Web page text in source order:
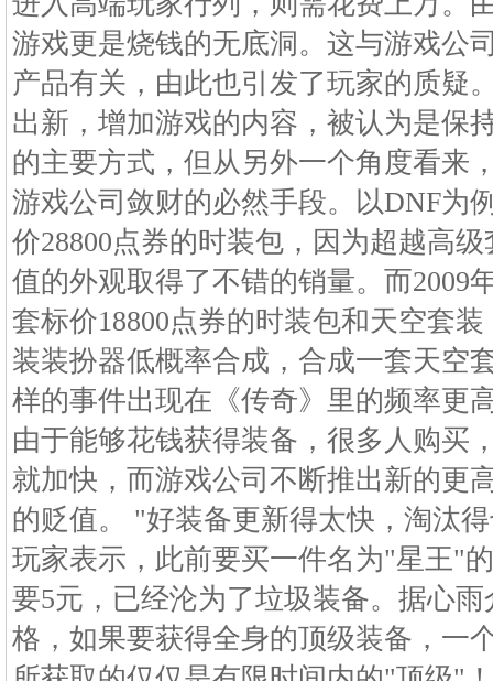
游戏更是烧钱的无底洞。这与游戏公
产品有关，由此也引发了玩家的质疑
出新，增加游戏的内容，被认为是保
的主要方式，但从另外一个角度看来
游戏公司敛财的必然手段。以DNF为
价28800点券的时装包，因为超越高
值的外观取得了不错的销量。而2009
套标价18800点券的时装包和天空套
装装扮器低概率合成，合成一套天空
样的事件出现在《传奇》里的频率更
由于能够花钱获得装备，很多人购买
就加快，而游戏公司不断推出新的更
的贬值。 "好装备更新得太快，淘汰
玩家表示，此前要买一件名为"星王"
要5元，已经沦为了垃圾装备。据心
格，如果要获得全身的顶级装备，一